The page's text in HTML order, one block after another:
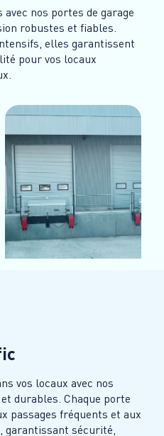
nos portes de garage
robustes et fiables.
elles garantissent
pour vos locaux
vos locaux avec nos
durables. Chaque porte
passages fréquents et aux
garantissant sécurité,